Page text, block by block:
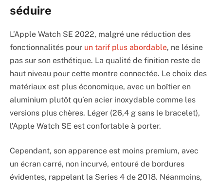
séduire
L’Apple Watch SE 2022, malgré une réduction des
fonctionnalités pour un tarif plus abordable, ne lésine
pas sur son esthétique. La qualité de finition reste de
haut niveau pour cette montre connectée. Le choix des
matériaux est plus économique, avec un boîtier en
aluminium plutôt qu’en acier inoxydable comme les
versions plus chères. Léger (26,4 g sans le bracelet),
l’Apple Watch SE est confortable à porter.
Cependant, son apparence est moins premium, avec
un écran carré, non incurvé, entouré de bordures
évidentes, rappelant la Series 4 de 2018. Néanmoins,